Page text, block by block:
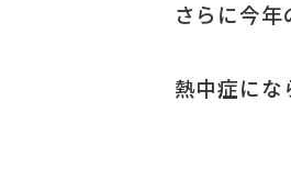
さらに今年
熱中症にな